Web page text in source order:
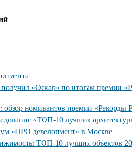
получил «Оскар» по итогам премии
обзор номинантов премии
«ТОП-10 лучших
«ПРО девелопмент» в Москве
ТОП-10 лучших объектов